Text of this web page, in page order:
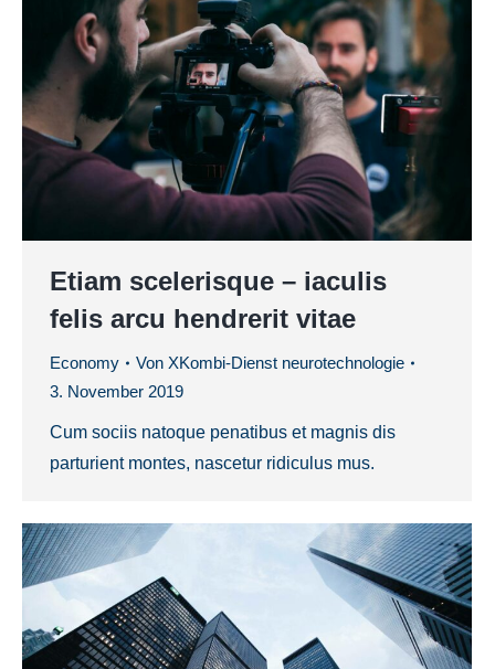
Etiam scelerisque – iaculis
felis arcu hendrerit vitae
Economy Von XKombi-Dienst neurotechnologie
3. November 2019
Cum sociis natoque penatibus et magnis dis
parturient montes, nascetur ridiculus mus.